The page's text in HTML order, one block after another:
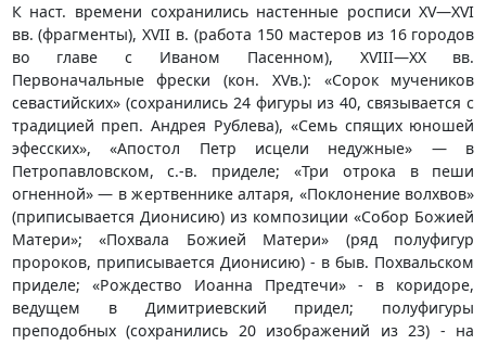
К наст. времени сохранились настенные росписи XV—XVI
вв. (фрагменты), XVII в. (работа 150 мастеров из 16 городов
во главе с Иваном Пасенном), XVIII—XX вв.
Первоначальные фрески (кон. XVв.): «Сорок мучеников
севастийских» (сохранились 24 фигуры из 40, связывается с
традицией преп. Андрея Рублева), «Семь спящих юношей
эфесских», «Апостол Петр исцели недужные» — в
Петропавловском, с.-в. приделе; «Три отрока в пеши
огненной» — в жертвеннике алтаря, «Поклонение волхвов»
(приписывается Дионисию) из композиции «Собор Божией
Матери»; «Похвала Божией Матери» (ряд полуфигур
пророков, приписывается Дионисию) - в быв. Похвальском
приделе; «Рождество Иоанна Предтечи» - в коридоре,
ведущем в Димитриевский придел; полуфигуры
преподобных (сохранились 20 изображений из 23) - на